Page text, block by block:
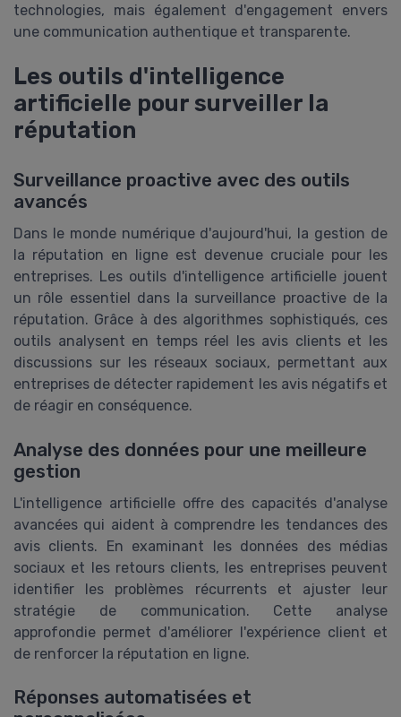
technologies, mais également d'engagement envers
une communication authentique et transparente.
Les outils d'intelligence
artificielle pour surveiller la
réputation
Surveillance proactive avec des outils
avancés
Dans le monde numérique d'aujourd'hui, la gestion de
la réputation en ligne est devenue cruciale pour les
entreprises. Les outils d'intelligence artificielle jouent
un rôle essentiel dans la surveillance proactive de la
réputation. Grâce à des algorithmes sophistiqués, ces
outils analysent en temps réel les avis clients et les
discussions sur les réseaux sociaux, permettant aux
entreprises de détecter rapidement les avis négatifs et
de réagir en conséquence.
Analyse des données pour une meilleure
gestion
L'intelligence artificielle offre des capacités d'analyse
avancées qui aident à comprendre les tendances des
avis clients. En examinant les données des médias
sociaux et les retours clients, les entreprises peuvent
identifier les problèmes récurrents et ajuster leur
stratégie de communication. Cette analyse
approfondie permet d'améliorer l'expérience client et
de renforcer la réputation en ligne.
Réponses automatisées et